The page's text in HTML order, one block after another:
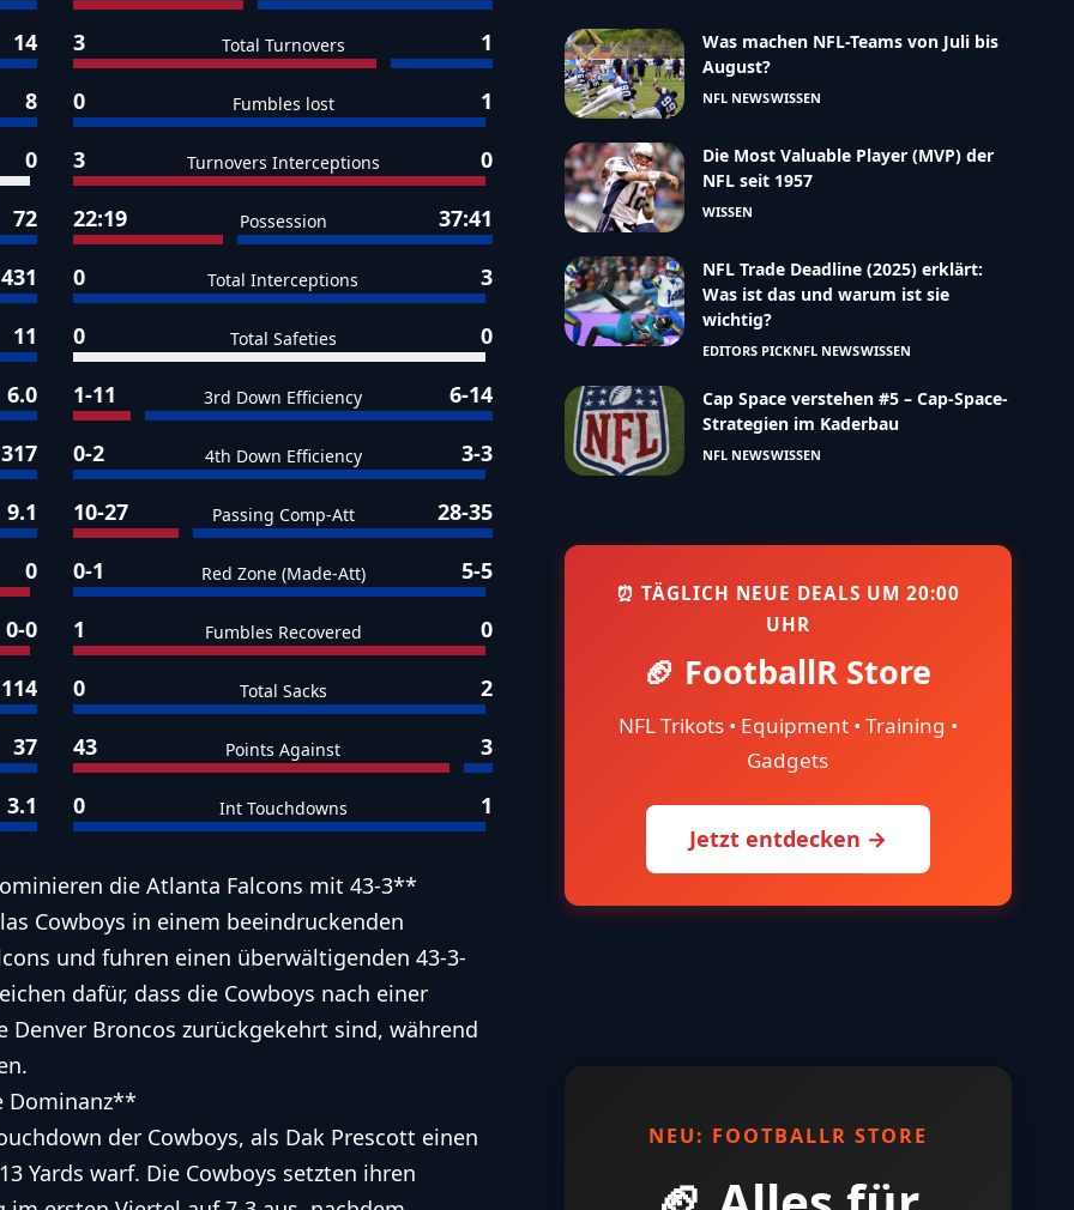
14
8
0
72
431
11
6.0
317
9.1
0
0-0
114
37
3.1
3 Total Turnovers 1
0 Fumbles lost 1
3 Turnovers Interceptions 0
22:19 Possession 37:41
0 Total Interceptions 3
0 Total Safeties 0
1-11 3rd Down Efficiency 6-14
0-2 4th Down Efficiency 3-3
10-27 Passing Comp-Att 28-35
0-1 Red Zone (Made-Att) 5-5
1 Fumbles Recovered 0
0 Total Sacks 2
43 Points Against 3
0 Int Touchdowns 1
die Atlanta Falcons mit 43-3**
Cowboys in einem beeindruckenden
und fuhren einen überwältigenden 43-3-
dafür, dass die Cowboys nach einer
Denver Broncos zurückgekehrt sind, während
Dominanz**
der Cowboys, als Dak Prescott einen
Yards warf. Die Cowboys setzten ihren
Was machen NFL-Teams von Juli bis
August?
NFL NEWSWISSEN
Die Most Valuable Player (MVP) der
NFL seit 1957
WISSEN
NFL Trade Deadline (2025) erklärt:
Was ist das und warum ist sie
wichtig?
EDITORS PICKNFL NEWSWISSEN
Cap Space verstehen #5 – Cap-Space-
Strategien im Kaderbau
NFL NEWSWISSEN
⏰ TÄGLICH NEUE DEALS UM 20:00
UHR
🏈 FootballR Store
NFL Trikots • Equipment • Training •
Gadgets
Jetzt entdecken →
NEU: FOOTBALLR STORE